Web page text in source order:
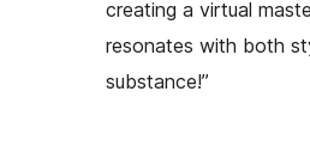
creating a virtual
resonates with both
substance!”